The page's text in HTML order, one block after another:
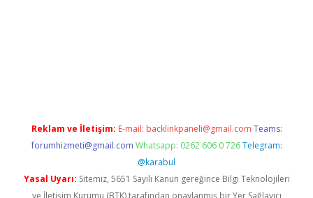
Reklam ve İletişim: E-mail: backlinkpaneli@gmail.com Teams:
forumhizmeti@gmail.com Whatsapp: 0262 606 0 726 Telegram:
@karabul
Yasal Uyarı: Sitemiz, 5651 Sayılı Kanun gereğince Bilgi Teknolojileri
ve İletişim Kurumu (BTK) tarafından onaylanmış bir Yer Sağlayıcı